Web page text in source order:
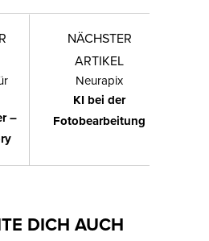
–
NÄCHSTER
ARTIKEL
Neurapix
KI bei der
Fotobearbeitung
DICH AUCH